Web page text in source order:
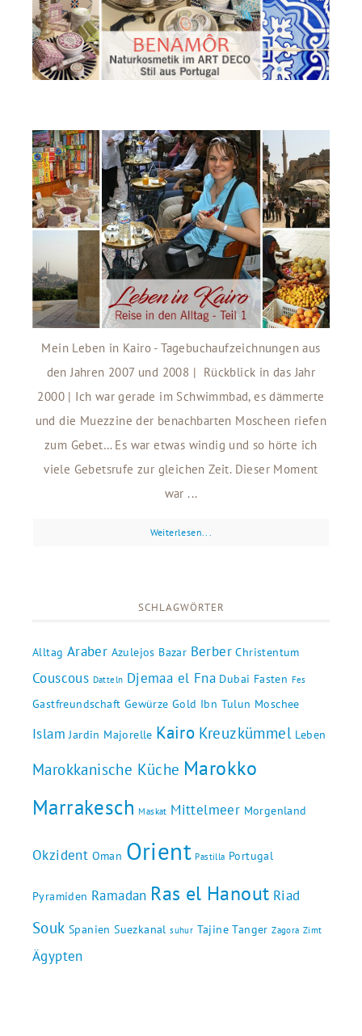
Mein Leben in Kairo - Tagebuchaufzeichnungen aus
den Jahren 2007 und 2008 | Rückblick in das Jahr
2000 | Ich war gerade im Schwimmbad, es dämmerte
und die Muezzine der benachbarten Moscheen riefen
zum Gebet… Es war etwas windig und so hörte ich
viele Gebetsrufe zur gleichen Zeit. Dieser Moment
war ...
Weiterlesen...
SCHLAGWÖRTER
Alltag Araber Azulejos Bazar Berber Christentum
Couscous Datteln Djemaa el Fna Dubai Fasten Fes
Gastfreundschaft Gewürze Gold Ibn Tulun Moschee
Islam Jardin Majorelle Kairo Kreuzkümmel Leben
Marokkanische Küche Marokko
Marrakesch Maskat Mittelmeer Morgenland
Okzident Oman Orient Pastilla Portugal
Pyramiden Ramadan Ras el Hanout Riad
Souk Spanien Suezkanal suhur Tajine Tanger Zagora Zimt
Ägypten